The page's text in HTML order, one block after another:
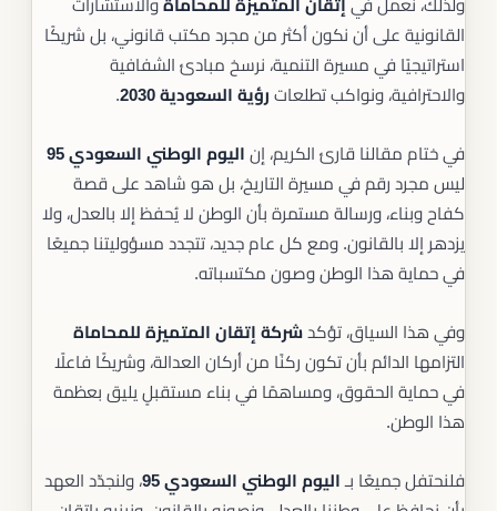
ولذلك، نعمل في إتقان المتميزة للمحاماة والاستشارات
القانونية على أن نكون أكثر من مجرد مكتب قانوني، بل شريكًا
استراتيجيًا في مسيرة التنمية، نرسخ مبادئ الشفافية
والاحترافية، ونواكب تطلعات رؤية السعودية 2030 .
في ختام مقالنا قارئ الكريم، إن اليوم الوطني السعودي 95
ليس مجرد رقم في مسيرة التاريخ، بل هو شاهد على قصة
كفاح وبناء، ورسالة مستمرة بأن الوطن لا يُحفظ إلا بالعدل، ولا
يزدهر إلا بالقانون. ومع كل عام جديد، تتجدد مسؤوليتنا جميعًا
في حماية هذا الوطن وصون مكتسباته.
وفي هذا السياق، تؤكدشركة إتقان المتميزة للمحاماة
التزامها الدائم بأن تكون ركنًا من أركان العدالة، وشريكًا فاعلًا
في حماية الحقوق، ومساهمًا في بناء مستقبلٍ يليق بعظمة
هذا الوطن.
فلنحتفل جميعًا بـ اليوم الوطني السعودي 95
، ولنجدّد العهد